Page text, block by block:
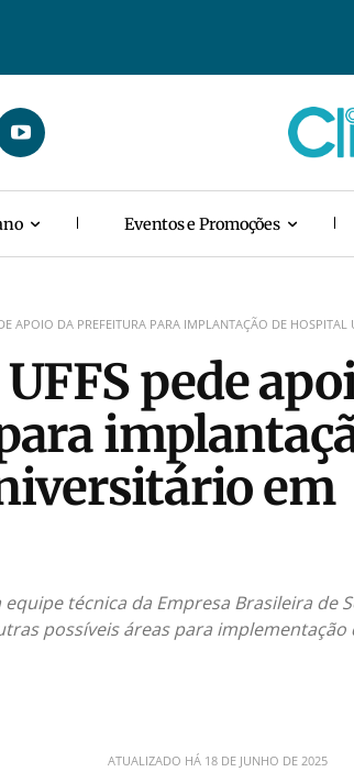
Eventos e Promoções
APOIO DA PREFEITURA PARA IMPLANTAÇÃO DE HOSPITAL
pede
em
técnica da Empresa Brasileira de
possíveis áreas para
ATUALIZADO HÁ 18 DE JUNHO DE 2025